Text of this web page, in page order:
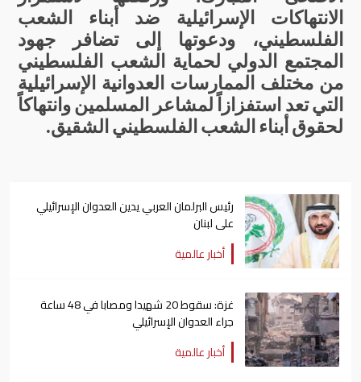
الانتهاكات
الإسرائيلية ضد أبناء
الشعب
الفلسطيني،
ودعوتها إلى تضافر
جهود
المجتمع
الدولي لحماية الشعب
الفلسطيني
من مختلف الممارسات العدوانية الإسرائيلية
التي تعد استفزازاً لمشاعر المسلمين وانتهاكاً
لحقوق أبناء الشعب الفلسطيني الشقيق.
رئيس البرلمان العربي يدين العدوان الإسرائيلي
على لبنان
أخبار عالمية
غزة: سقوط 20 شهيدا ومصابا في 48 ساعة
جراء العدوان الإسرائيلي
أخبار عالمية